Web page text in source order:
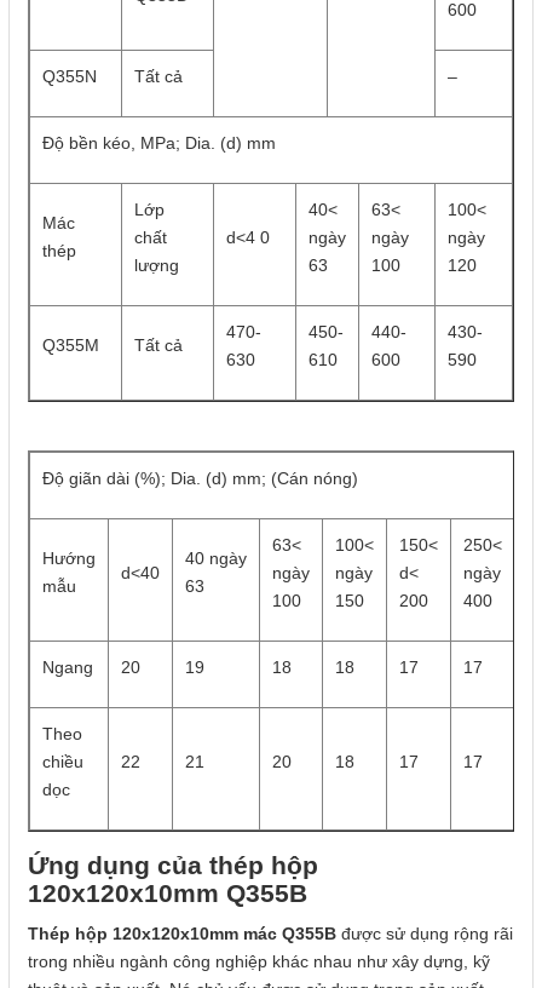
600
Q355N Tất cả –
Độ bền kéo, MPa; Dia. (d) mm
Mác
thép
Lớp
chất
lượng
d<4 0
40<
ngày
63
63<
ngày
100
100<
ngày
120
Q355M Tất cả
470-
630
450-
610
440-
600
430-
590
Độ giãn dài (%); Dia. (d) mm; (Cán nóng)
Hướng
mẫu
d<40
40 ngày
63
63<
ngày
100
100<
ngày
150
150<
d<
200
250<
ngày
400
Ngang 20 19 18 18 17 17
Theo
chiều
dọc
22 21 20 18 17 17
Ứng dụng của thép hộp
120x120x10mm Q355B
Thép hộp 120x120x10mm mác Q355B được sử dụng rộng rãi
trong nhiều ngành công nghiệp khác nhau như xây dựng, kỹ